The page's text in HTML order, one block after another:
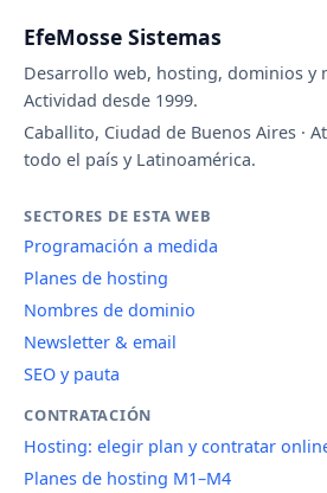
EfeMosse Sistemas
Desarrollo web, hosting, dominios y
Actividad desde 1999.
Caballito, Ciudad de Buenos Aires ·
todo el país y Latinoamérica.
SECTORES DE ESTA WEB
Programación a medida
Planes de hosting
Nombres de dominio
Newsletter & email
SEO y pauta
CONTRATACIÓN
Hosting: elegir plan y contratar
Planes de hosting M1–M4